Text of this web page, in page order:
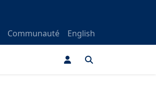
Communauté English